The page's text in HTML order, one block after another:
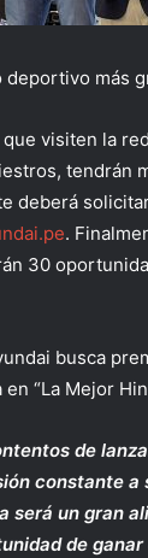
deportivo más
visiten la
tendrán
deberá
.
30
busca
en “La Mejor
de
constante a
será un gran
de